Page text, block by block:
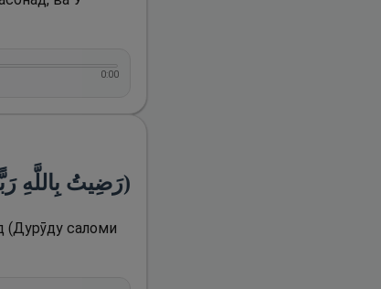
0:00
(رَضِيتُ بِاللَّهِ
(Дурӯду саломи